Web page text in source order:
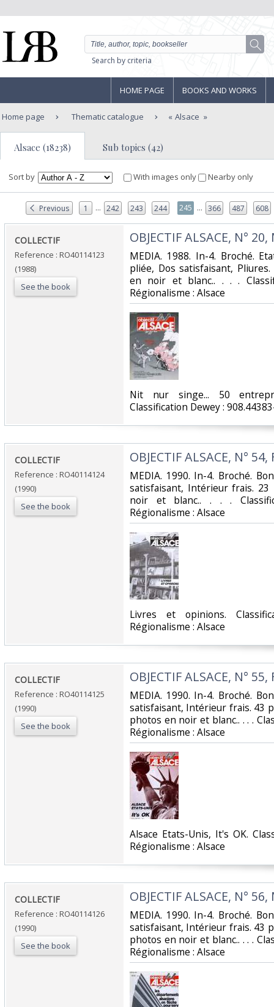
Search by criteria
HOME PAGE BOOKS AND WORKS
Home page Thematic catalogue Alsace
Alsace (18238) Sub topics (42)
Sort by With images only Nearby only
Previous 1 ... 242 243 244 245 ... 366 487 608
‎COLLECTIF‎
Reference : RO40114123
(1988)
See the book
‎OBJECTIF ALSACE, N°
‎MEDIA. 1988. In-4. Broché.
pliée, Dos satisfaisant,
en noir et blanc.. . . .
Régionalisme : Alsace‎
‎Nit nur singe... 50
Classification Dewey :
‎COLLECTIF‎
Reference : RO40114124
(1990)
See the book
‎OBJECTIF ALSACE, N° 54,
‎MEDIA. 1990. In-4. Broché.
satisfaisant, Intérieur frais.
noir et blanc.. . . .
Régionalisme : Alsace‎
‎Livres et opinions.
Régionalisme : Alsace‎
‎COLLECTIF‎
Reference : RO40114125
(1990)
See the book
‎OBJECTIF ALSACE, N° 55,
‎MEDIA. 1990. In-4. Broché.
satisfaisant, Intérieur frais. 43
photos en noir et blanc.. . . .
Régionalisme : Alsace‎
‎Alsace Etats-Unis, It's OK.
Régionalisme : Alsace‎
‎COLLECTIF‎
Reference : RO40114126
(1990)
See the book
‎OBJECTIF ALSACE, N°
‎MEDIA. 1990. In-4. Broché.
satisfaisant, Intérieur frais. 43
photos en noir et blanc.. . . .
Régionalisme : Alsace‎